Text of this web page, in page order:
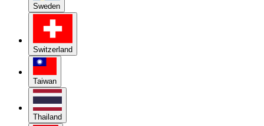
Sweden
Switzerland
Taiwan
Thailand